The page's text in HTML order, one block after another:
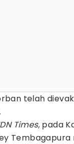
telah
Times, pada